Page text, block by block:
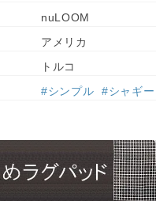
nuLOOM
アメリカ
トルコ
#シンプル #シャギー